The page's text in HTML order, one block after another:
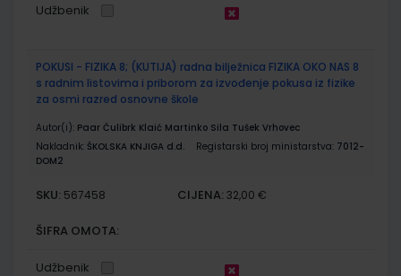
Udžbenik
POKUSI - FIZIKA 8; (KUTIJA) radna bilježnica FIZIKA OKO NAS 8
s radnim listovima i priborom za izvođenje pokusa iz fizike
za osmi razred osnovne škole
Autor(i): Paar Ćulibrk Klaić Martinko Sila Tušek Vrhovec
Nakladnik: ŠKOLSKA KNJIGA d.d. Registarski broj ministarstva: 7012-
DOM2
SKU: 567458 CIJENA: 32,00 €
ŠIFRA OMOTA:
Udžbenik